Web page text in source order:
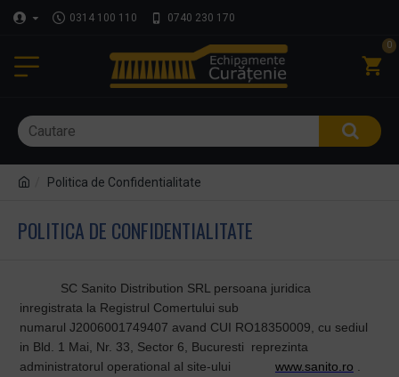
0314 100 110 0740 230 170
0
Politica de Confidentialitate
POLITICA DE CONFIDENTIALITATE
SC Sanito Distribution SRL persoana juridica
inregistrata la Registrul Comertului sub
numarul J2006001749407 avand CUI RO18350009, cu sediul
in Bld. 1 Mai, Nr. 33, Sector 6, Bucuresti reprezinta
administratorul operational al site-ului
www.sanito.ro